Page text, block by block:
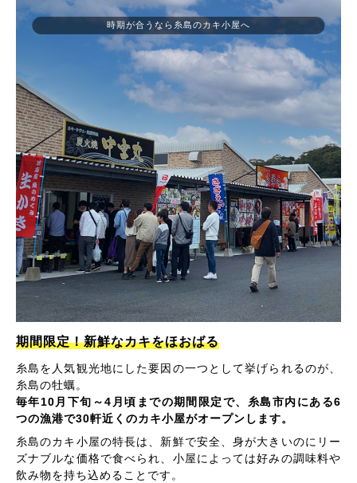
期間限定！新鮮なカキをほおばる
糸島を人気観光地にした要因の一つとして挙げられるのが、
糸島の牡蠣。
毎年10月下旬～4月頃までの期間限定で、糸島市内にある6
つの漁港で30軒近くのカキ小屋がオープンします。
糸島のカキ小屋の特長は、新鮮で安全、身が大きいのにリー
ズナブルな価格で食べられ、小屋によっては好みの調味料や
飲み物を持ち込めることです。
時期が合うなら糸島のカキ小屋へ